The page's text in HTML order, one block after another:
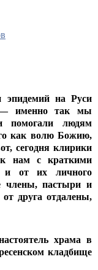
на Руси
именно так мы
помогали людям
как волю Божию,
сегодня клирики
к нам с краткими
и от их личного
члены, пастыри и
друга отдалены,
храма в
кладбище